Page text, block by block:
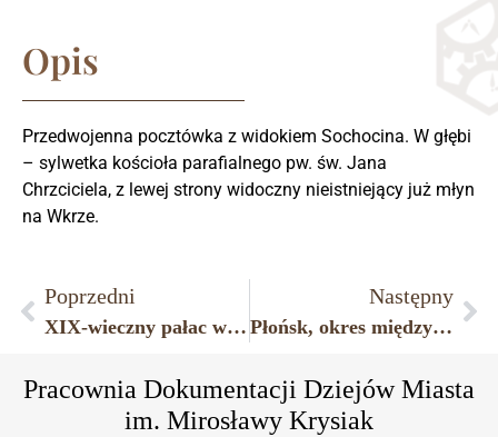
Opis
Przedwojenna pocztówka z widokiem Sochocina. W głębi
– sylwetka kościoła parafialnego pw. św. Jana
Chrzciciela, z lewej strony widoczny nieistniejący już młyn
na Wkrze.
Poprzedni
XIX-wieczny pałac w Nacpolsku będący kolejno własnością szlachecko – ziemiańskich rodów: Dembowskich, Tarnowskich i Charzyńskich.
Następny
Płońsk, okres międzywojenny, siedziba Sejmikowego Ośrodka Zdrowia usytuowanego prawdopodobnie przy ulicy Płockiej.
Pracownia Dokumentacji Dziejów Miasta
im. Mirosławy Krysiak